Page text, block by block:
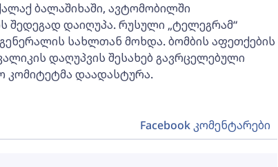
ბალაშიხაში, ავტომობილში
შედეგად დაიღუპა. რუსული „ტელეგრამ“
სახლთან მოხდა. ბომბის აფეთქების
დაღუპვის შესახებ გავრცელებული
კომიტეტმა დაადასტურა.
Facebook კომენტარები